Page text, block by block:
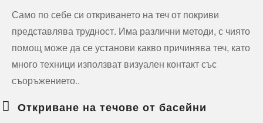
Само по себе си откриването на теч от покриви
представлява трудност. Има различни методи, с чиято
помощ може да се установи какво причинява теч, като
много техници използват визуален контакт със
съоръжението..
Откриване на течове от басейни